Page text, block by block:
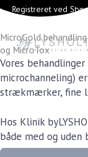
Gå
indholdet
Registreret ved
MicroGold behandling
og MicroTox
Vores
microchanneling)
strækmærker, fine
Hos Klinik
både med og